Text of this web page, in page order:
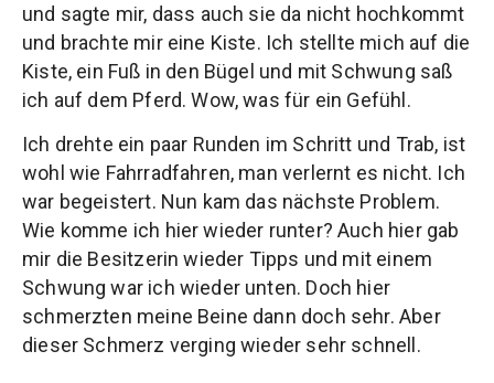
und sagte mir, dass auch sie da nicht hochkommt
und brachte mir eine Kiste. Ich stellte mich auf die
Kiste, ein Fuß in den Bügel und mit Schwung saß
ich auf dem Pferd. Wow, was für ein Gefühl.
Ich drehte ein paar Runden im Schritt und Trab, ist
wohl wie Fahrradfahren, man verlernt es nicht. Ich
war begeistert. Nun kam das nächste Problem.
Wie komme ich hier wieder runter? Auch hier gab
mir die Besitzerin wieder Tipps und mit einem
Schwung war ich wieder unten. Doch hier
schmerzten meine Beine dann doch sehr. Aber
dieser Schmerz verging wieder sehr schnell.